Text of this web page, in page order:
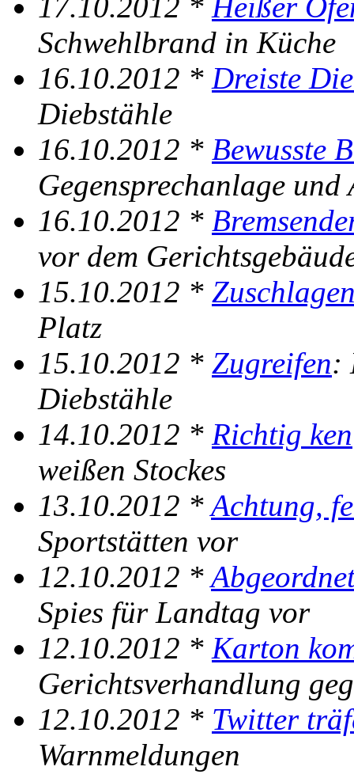
Schwehlbrand in Küche
16.10.2012 * Dreiste
Diebstähle
16.10.2012 * Bewusste
Gegensprechanlage und
16.10.2012 *
vor dem
15.10.2012 *
Platz
15.10.2012 * Zugreifen:
Diebstähle
14.10.2012 * Richtig ken
weißen Stockes
13.10.2012 *Achtung,
Sportstätten vor
12.10.2012 *
Spies für Landtag vor
12.10.2012 * Karton
Gerichtsverhandlung
12.10.2012 * Twitter
Warnmeldungen